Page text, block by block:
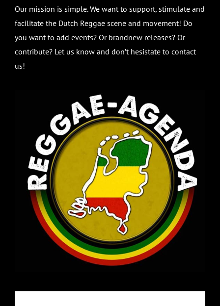
Our mission is simple. We want to support, stimulate and
facilitate the Dutch Reggae scene and movement! Do
you want to add events? Or brandnew releases? Or
contribute? Let us know and don’t hesistate to contact
us!